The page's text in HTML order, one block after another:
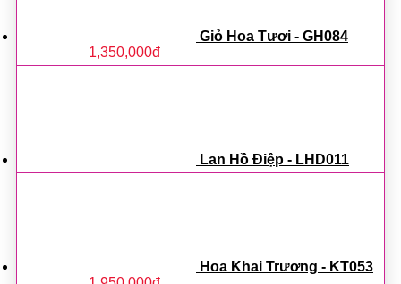
Giỏ Hoa Tươi - GH084
1,350,000đ
Lan Hồ Điệp - LHD011
Hoa Khai Trương - KT053